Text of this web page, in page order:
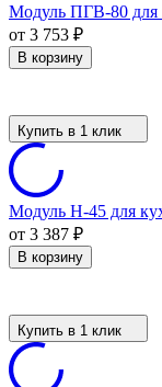
Модуль ПГВ-80
от 3 753 ₽
В корзину
Купить в 1 клик
Модуль Н-45 для
от 3 387 ₽
В корзину
Купить в 1 клик